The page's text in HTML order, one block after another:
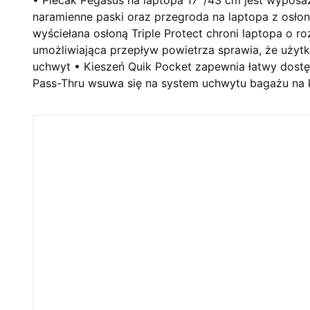
naramienne paski oraz przegroda na laptopa z
wyściełana osłoną Triple Protect chroni laptopa o
umożliwiająca przepływ powietrza sprawia, że
uchwyt • Kieszeń Quik Pocket zapewnia łatwy
Pass-Thru wsuwa się na system uchwytu bagażu